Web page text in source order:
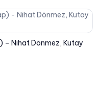
– Nihat Dönmez, Kutay